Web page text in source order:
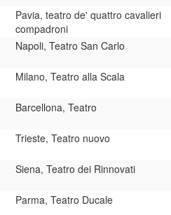
Pavia, teatro de' quattro cavalieri
compadroni
Napoli, Teatro San Carlo
Milano, Teatro alla Scala
Barcellona, Teatro
Trieste, Teatro nuovo
Siena, Teatro dei Rinnovati
Parma, Teatro Ducale